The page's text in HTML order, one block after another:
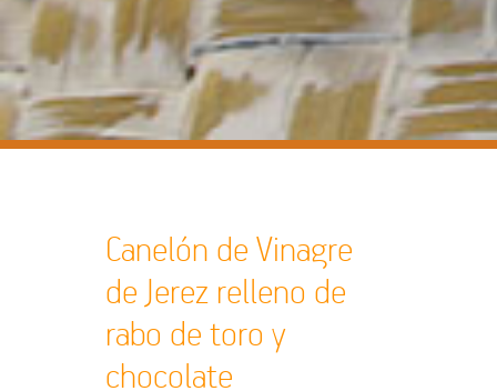
Canelón de Vinagre
de Jerez relleno de
rabo de toro y
chocolate